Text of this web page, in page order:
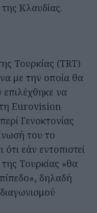
Κλαυδίας.
Τουρκίας (TRT)
με την οποία θα
επιλέχθηκε να
Eurovision
Γενοκτονίας
του το
εάν εντοπιστεί
Τουρκίας «θα
δηλαδή